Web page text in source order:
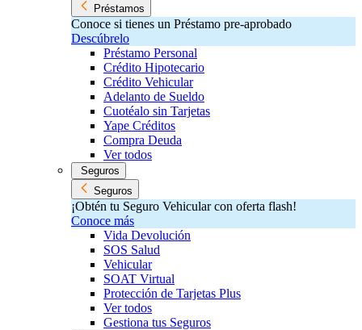
Préstamos
Conoce si tienes un Préstamo pre-aprobado
Descúbrelo
Préstamo Personal
Crédito Hipotecario
Crédito Vehicular
Adelanto de Sueldo
Cuotéalo sin Tarjetas
Yape Créditos
Compra Deuda
Ver todos
Seguros
Seguros
¡Obtén tu Seguro Vehicular con oferta flash!
Conoce más
Vida Devolución
SOS Salud
Vehicular
SOAT Virtual
Protección de Tarjetas Plus
Ver todos
Gestiona tus Seguros